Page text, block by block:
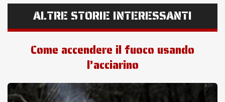
ALTRE STORIE INTERESSANTI
Come accendere il fuoco usando
l’acciarino